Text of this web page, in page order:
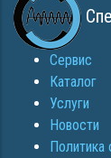
Сервис
Каталог
Услуги
Новости
Политика